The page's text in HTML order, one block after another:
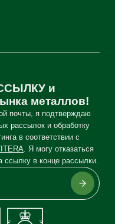
и
металлов!
почты, я подтверждаю
рассылок и обработку
в соответствии с
. Я могу отказаться
в конце рассылки.